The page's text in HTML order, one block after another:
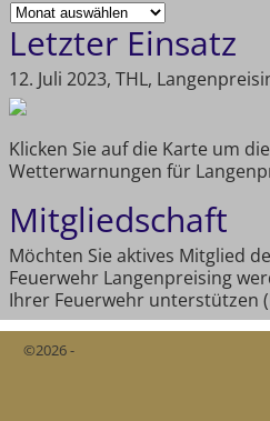
Letzter Einsatz
12. Juli 2023, THL,
Klicken Sie auf die Karte um
Wetterwarnungen für
Mitgliedschaft
Möchten Sie aktives Mitglied
Feuerwehr Langenpreising
Ihrer Feuerwehr unterstützen (
©2026 -